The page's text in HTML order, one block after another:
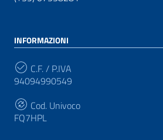
INFORMAZIONI
C.F. / P.IVA
94094990549
Cod. Univoco
FQ7HPL